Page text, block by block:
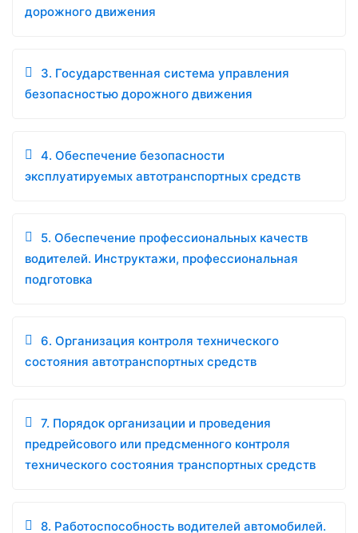
дорожного движения
3. Государственная система управления
безопасностью дорожного движения
4. Обеспечение безопасности
эксплуатируемых автотранспортных средств
5. Обеспечение профессиональных качеств
водителей. Инструктажи, профессиональная
подготовка
6. Организация контроля технического
состояния автотранспортных средств
7. Порядок организации и проведения
предрейсового или предсменного контроля
технического состояния транспортных средств
8. Работоспособность водителей автомобилей.